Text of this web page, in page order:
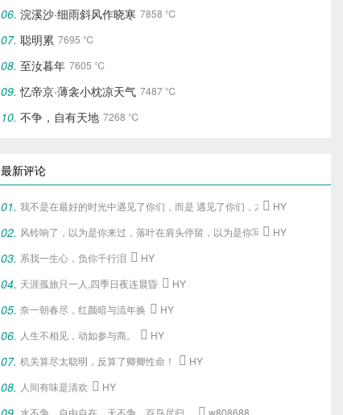
浣溪沙·细雨斜风作晓寒 7858 ℃
聪明累 7695 ℃
至汝暮年 7605 ℃
忆帝京·薄衾小枕凉天气 7487 ℃
不争，自有天地 7268 ℃
最新评论
我不是在最好的时光中遇见了你们，而是 遇见了你们， 才给了我这段最好
 HY
风铃响了，以为是你来过，落叶在肩头停留，以为是你写下的旧梦。
 HY
系我一生心，负你千行泪  HY
天涯孤旅只一人,四季日夜连晨昏  HY
奈一朝春尽，红颜暗与流年换  HY
人生不相见，动如参与商。
 HY
机关算尽太聪明，反算了卿卿性命！
 HY
人间有味是清欢  HY
水不争，自由自在，天不争，百鸟尽归，
 w808688